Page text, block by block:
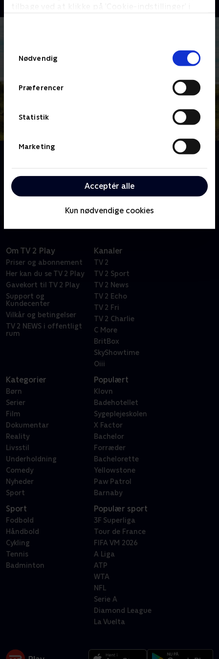
tilbage ved at klikke på ’Cookie-indstillinger’ i
Nødvendig
Præferencer
Statistik
Marketing
Acceptér alle
Kun nødvendige cookies
Jeanett og alle de frivillige på kulturstedet Realen, der
ligger på Fanø - øen, hvor man ikke kender til ordet
Om TV 2 Play
Priser og abonnement
Her kan du se TV 2 Play
Gavekort til TV 2 Play
Support og
Kundecenter
Vilkår og betingelser
TV 2 NEWS i offentligt
rum
Kanaler
TV 2
TV 2 Sport
TV 2 News
TV 2 Echo
TV 2 Fri
TV 2 Charlie
C More
BritBox
SkyShowtime
Oiii
Kategorier
Børn
Serier
Film
Dokumentar
Reality
Livsstil
Underholdning
Comedy
Nyheder
Sport
Populært
Klovn
Badehotellet
Sygeplejeskolen
X Factor
Bachelor
Forræder
Bachelorette
Yellowstone
Paw Patrol
Barnaby
Sport
Fodbold
Håndbold
Cykling
Tennis
Badminton
Populær sport
3F Superliga
Tour de France
FIFA VM 2026
A Liga
ATP
WTA
NFL
Serie A
Diamond League
La Vuelta